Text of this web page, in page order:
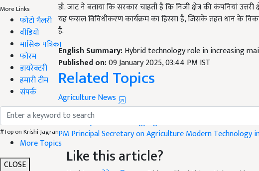
More Links
फोटो गैलरी
वीडियो
मासिक पत्रिका
फोरम
डायरेक्टरी
हमारी टीम
संपर्क
#Top on Krishi Jagran
More Topics
CLOSE
यह फसल विविधीकरण कार्यक्रम का हिस्सा है, जिसके तहत धान के
है.
English Summary:
Published on:09 January 2025, 03:44 PM IST
Related Topics
Agriculture News
Hybrid Technology in Agriculture
Role of Hybrid TechnologyAgriculture Innovations
PM Principal Secretary on AgricultureModern Technology
Like this article?
Hey! I amलोकेश निरवाल. Did you liked this article and